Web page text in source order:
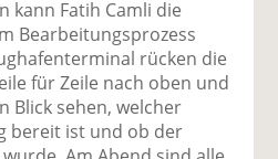
kann Fatih Camli die
Bearbeitungsprozess
rücken die
für Zeile nach oben und
Blick sehen, welcher
bereit ist und ob der